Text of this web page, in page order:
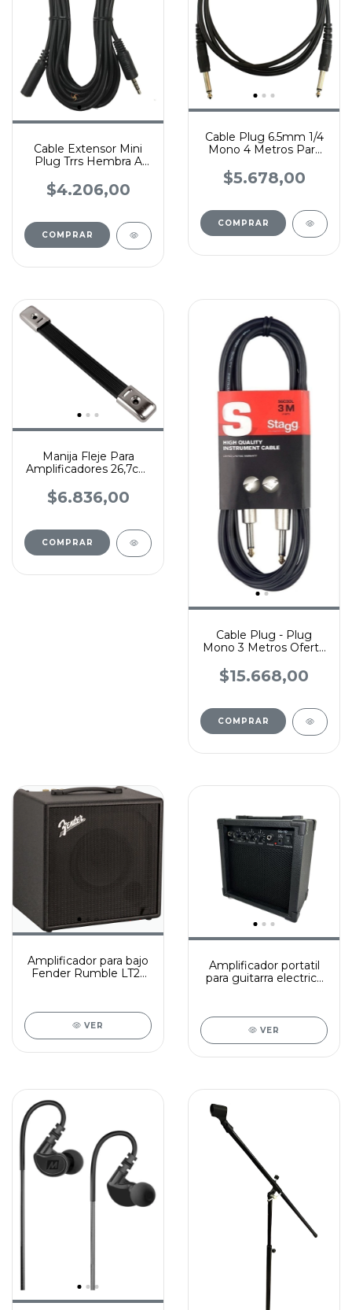
Cable Extensor Mini
Plug Trrs Hembra A
Mts
$4.206,00
Cable Plug 6.5mm 1/4
Mono 4 Metros Para
$5.678,00
Manija Fleje Para
Amplificadores 26,7cm
$6.836,00
Cable Plug - Plug
Mono 3 Metros Oferta
$15.668,00
Amplificador para bajo
Fender Rumble LT25
VER
Amplificador portatil
para guitarra electrica
VER